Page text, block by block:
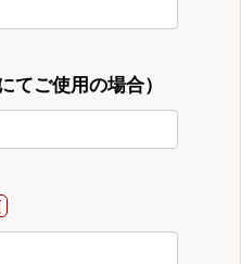
てご使用の場合）